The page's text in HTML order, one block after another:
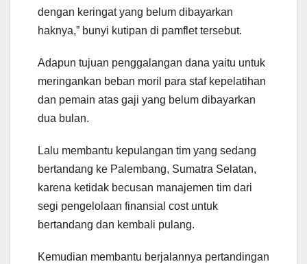
dengan keringat yang belum dibayarkan
haknya,” bunyi kutipan di pamflet tersebut.
Adapun tujuan penggalangan dana yaitu untuk
meringankan beban moril para staf kepelatihan
dan pemain atas gaji yang belum dibayarkan
dua bulan.
Lalu membantu kepulangan tim yang sedang
bertandang ke Palembang, Sumatra Selatan,
karena ketidak becusan manajemen tim dari
segi pengelolaan finansial cost untuk
bertandang dan kembali pulang.
Kemudian membantu berjalannya pertandingan